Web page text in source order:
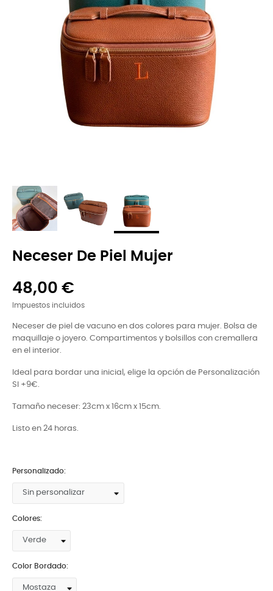
Neceser De Piel Mujer
48,00 €
Impuestos incluidos
Neceser de piel de vacuno en dos colores para mujer. Bolsa de
maquillaje o joyero. Compartimentos y bolsillos con cremallera
en el interior.
Ideal para bordar una inicial, elige la opción de Personalización
SI +9€.
Tamaño neceser: 23cm x 16cm x 15cm.
Listo en 24 horas.
Personalizado:
Colores:
Color Bordado: